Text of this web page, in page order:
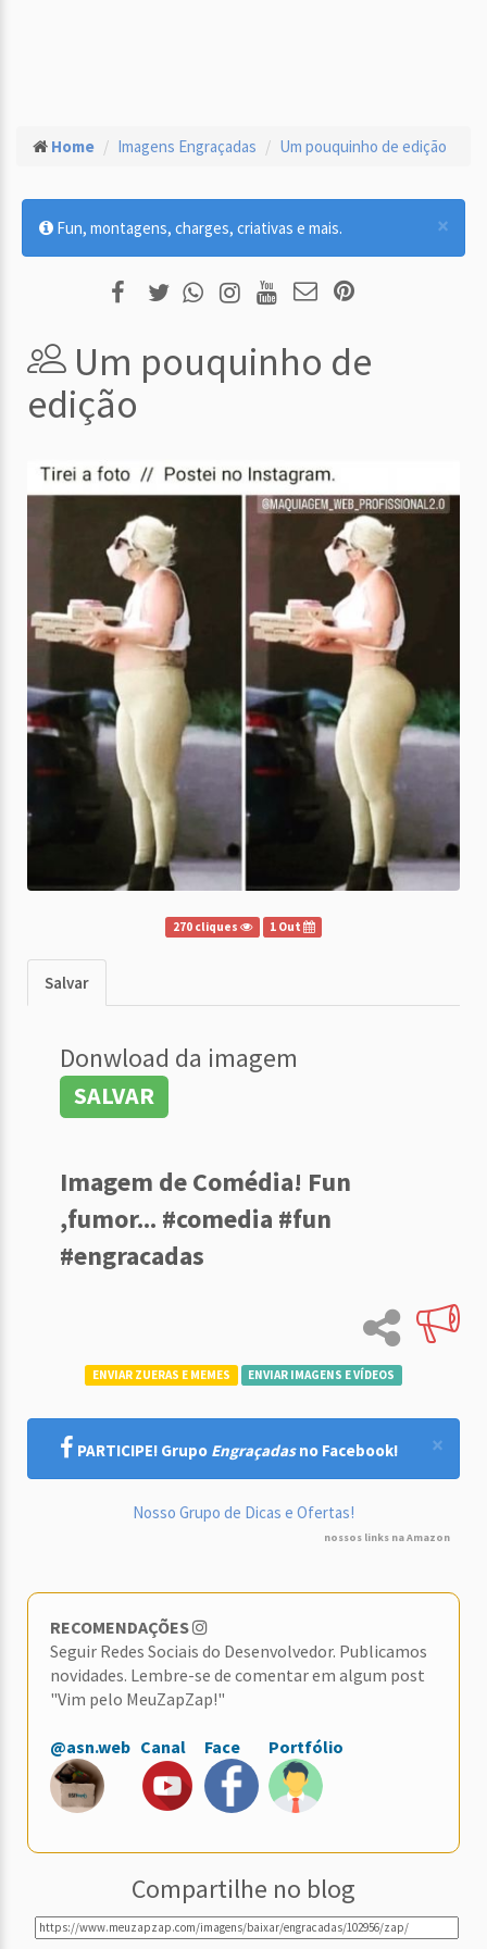
Home Imagens Engraçadas Um pouquinho de edição
×
Fun, montagens, charges, criativas e mais.
Um pouquinho de
edição
270 cliques 1 Out
Salvar
Donwload da imagem
SALVAR
Imagem de Comédia! Fun
,fumor... #comedia #fun
#engracadas
ENVIAR ZUERAS E MEMES ENVIAR IMAGENS E VÍDEOS
×
PARTICIPE! Grupo Engraçadasno Facebook!
Nosso Grupo de Dicas e Ofertas!
nossos links na Amazon
RECOMENDAÇÕES
Seguir Redes Sociais do Desenvolvedor. Publicamos
novidades. Lembre-se de comentar em algum post
"Vim pelo MeuZapZap!"
@asn.web Canal Face Portfólio
Compartilhe no blog